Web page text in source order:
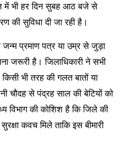
में भी हर दिन सुबह आठ बजे से
की सुविधा दी जा रही है।
प्रमाण पत्र या उम्र से जुड़ा
जरूरी है। जिलाधिकारी ने सभी
भी तरह की गलत बातों या
चौदह से पंद्रह साल की बेटियों को
विभाग की कोशिश है कि जिले की
कवच मिले ताकि इस बीमारी